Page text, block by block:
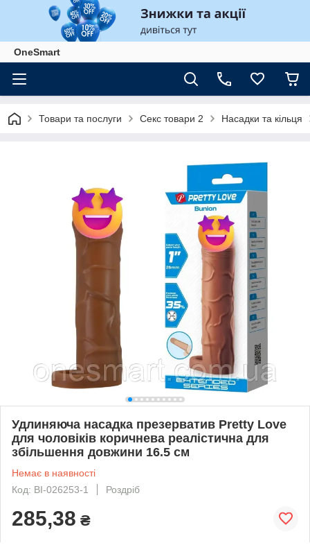
OneSmart
Товари та послуги Секс товари 2 Насадки та кільця
Удлиняюча насадка презерватив Pretty Love
для чоловіків коричнева реалістична для
збільшення довжини 16.5 см
Немає в наявності
Код: BI-026253-1
Роздріб
285,38 ₴